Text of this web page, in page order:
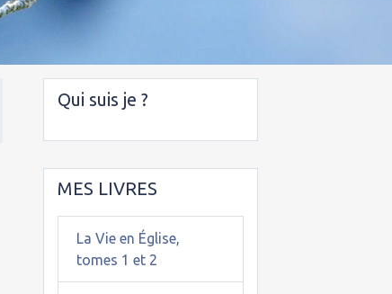
Qui suis je ?
MES LIVRES
La Vie en Église,
tomes 1 et 2